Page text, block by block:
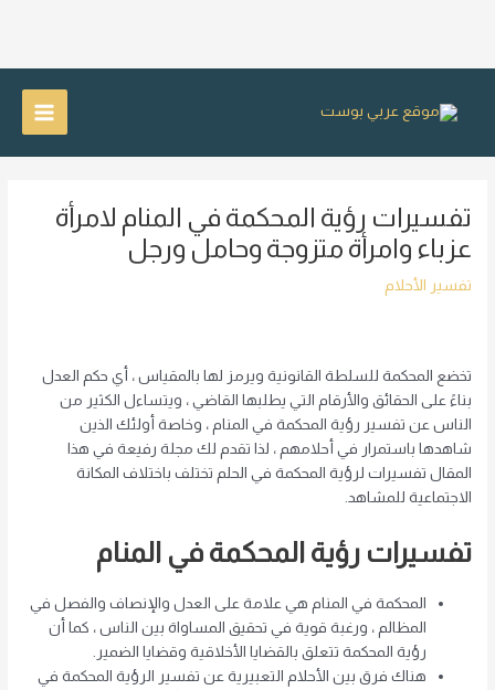
Main
تفسيرات رؤية المحكمة في المنام لامرأة
عزباء وامرأة متزوجة وحامل ورجل
تفسير الأحلام
تخضع المحكمة للسلطة القانونية ويرمز لها بالمقياس ، أي حكم العدل
بناءً على الحقائق والأرقام التي يطلبها القاضي ، ويتساءل الكثير من
الناس عن تفسير رؤية المحكمة في المنام ، وخاصة أولئك الذين
شاهدها باستمرار في أحلامهم ، لذا تقدم لك مجلة رفيعة في هذا
المقال تفسيرات لرؤية المحكمة في الحلم تختلف باختلاف المكانة
الاجتماعية للمشاهد.
تفسيرات رؤية المحكمة في المنام
المحكمة في المنام هي علامة على العدل والإنصاف والفصل في
المظالم ، ورغبة قوية في تحقيق المساواة بين الناس ، كما أن
رؤية المحكمة تتعلق بالقضايا الأخلاقية وقضايا الضمير.
هناك فرق بين الأحلام التعبيرية عن تفسير الرؤية المحكمة في